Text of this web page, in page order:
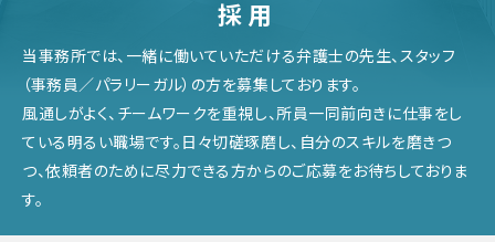
採用
当事務所では、一緒に働いていただける弁護士の先生、スタッフ
（事務員／パラリーガル）の方を募集しております。
風通しがよく、チームワークを重視し、所員一同前向きに仕事をし
ている明るい職場です。日々切磋琢磨し、自分のスキルを磨きつ
つ、依頼者のために尽力できる方からのご応募をお待ちしておりま
す。